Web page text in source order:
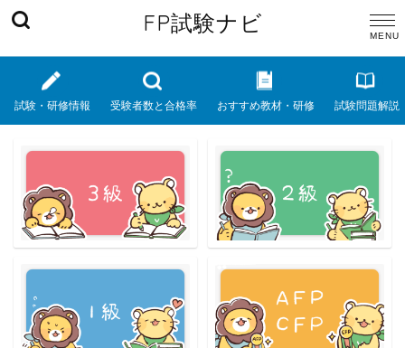
FP試験ナビ
試験・研修情報 受験者数と合格率 おすすめ教材・研修 試験問題解説